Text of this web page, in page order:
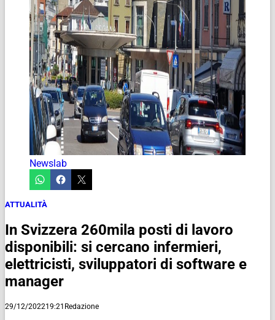
Newslab
ATTUALITÀ
In Svizzera 260mila posti di lavoro
disponibili: si cercano infermieri,
elettricisti, sviluppatori di software e
manager
29/12/202219:21 Redazione